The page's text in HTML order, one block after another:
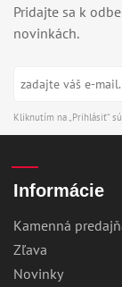
Pridajte sa k
novinkách.
Kliknutím na „Prihlásiť“
Informácie
Kamenná
Zľava
Novinky